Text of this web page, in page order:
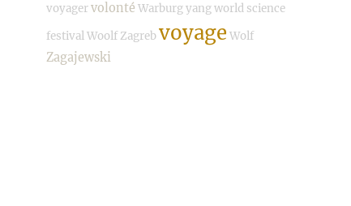
voyagervolonté Warburgyangworld science
festivalWoolf Zagrebvoyage Wolf
Zagajewski